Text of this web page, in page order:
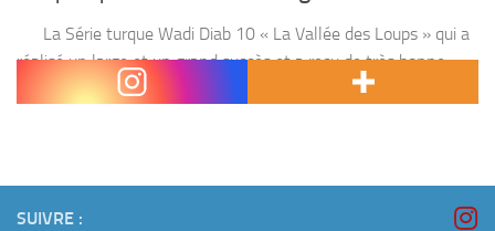
La Série turque Wadi Diab 10 « La Vallée des Loups » qui a
réalisé un large et un grand succès et a reçu de très bonne
réactions parce qu’il est différente des...
SUIVRE :